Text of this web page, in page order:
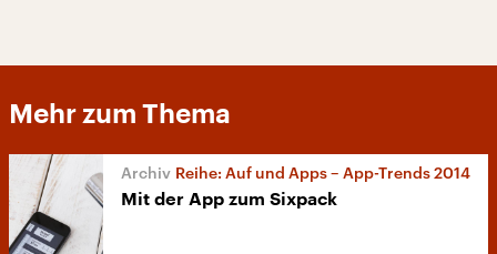
Mehr zum Thema
Reihe: Auf und Apps – App-Trends 2014
Mit der App zum Sixpack